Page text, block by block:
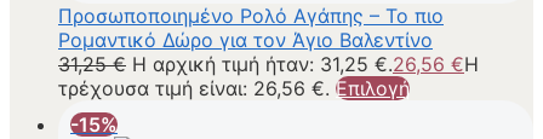
Προσωποποιημένο Ρολό Αγάπης – Το πιο
Ρομαντικό Δώρο για τον Άγιο Βαλεντίνο
31,25€ Η αρχική τιμή ήταν: 31,25 €.26,56 €Η
τρέχουσα τιμή είναι: 26,56 €. Επιλογή
-15%